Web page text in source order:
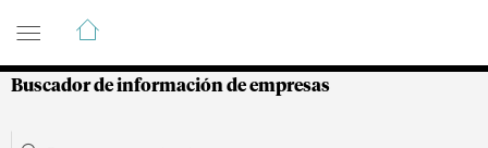
Guía de Empresas Colombianas
Buscador de información de empresas